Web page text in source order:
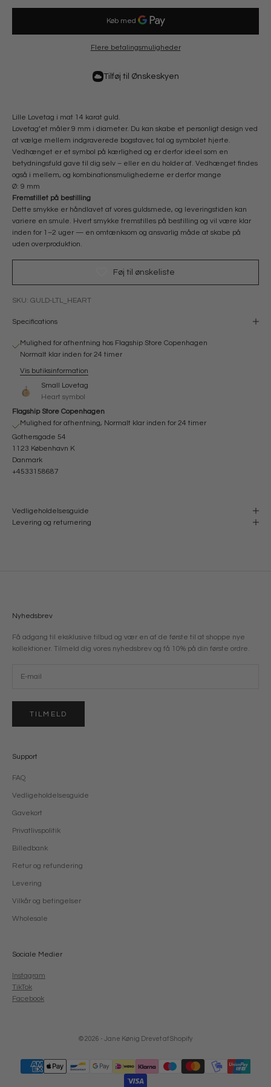
Flere betalingsmuligheder
Tilføj til Ønskeskyen
Lille Lovetag i mat 14 karat guld.
Lovetag’et måler 9 mm i diameter. Du kan skabe et personligt design ved
at vælge mellem indgraverede bogstaver, tal og symbolet hjerte.
Vedhænget er et symbol på kærlighed og er derfor ideel som en
betydningsfuld gave til dig selv – eller en du holder af. Vedhænget findes
også i mellem, og kombinationsmulighederne er derfor mange
Ø: 9 mm
Fremstillet på bestilling
Dette smykke er håndlavet af vores guldsmede, og leveringstiden kan
variere en smule. Hvert smykke fremstilles på bestilling og vil være klar
inden for 1–2 uger — en omtænksom og ansvarlig måde at skabe på
uden overproduktion.
Føj til ønskeliste
SKU: GULD-LTL_HEART
Specifications
Mulighed for afhentning hos Flagship Store Copenhagen
Normalt klar inden for 24 timer
Vis butiksinformation
Small Lovetag
Heart symbol
Flagship Store Copenhagen
Mulighed for afhentning, Normalt klar inden for 24 timer
Gothersgade 54
1123 København K
Danmark
+4533158687
Vedligeholdelsesguide
Levering og returnering
Nyhedsbrev
Få adgang til eksklusive tilbud og vær en af de første til at shoppe nye
kollektioner. Tilmeld dig vores nyhedsbrev og få 10% på din første ordre.
TILMELD
Support
FAQ
Vedligeholdelsesguide
Gavekort
Privatlivspolitik
Billedbank
Retur og refundering
Levering
Vilkår og betingelser
Wholesale
Sociale Medier
Instagram
TikTok
Facebook
© 2026 - Jane Kønig Drevet af Shopify